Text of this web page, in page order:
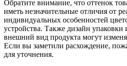
Обратите внимание, что оттенок
иметь незначительные отличия от
индивидуальных особенностей
устройства. Также дизайн упаковки
внешний вид продукта могут
Если вы заметили расхождение,
для уточнения.